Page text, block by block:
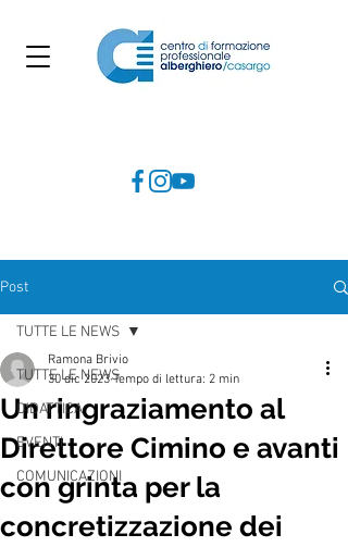
Post
TUTTE LE NEWS
DIDATTICA
EVENTI
COMUNICAZIONI
TUTTE LE NEWS
Un ringraziamento al
Direttore Cimino e avanti
con grinta per la
concretizzazione dei
Ramona Brivio
30 dic 2023 Tempo di lettura: 2 min